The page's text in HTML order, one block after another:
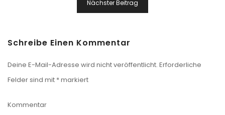
Nächster Beitrag
Schreibe Einen Kommentar
Deine E-Mail-Adresse wird nicht veröffentlicht. Erforderliche
Felder sind mit *markiert
Kommentar